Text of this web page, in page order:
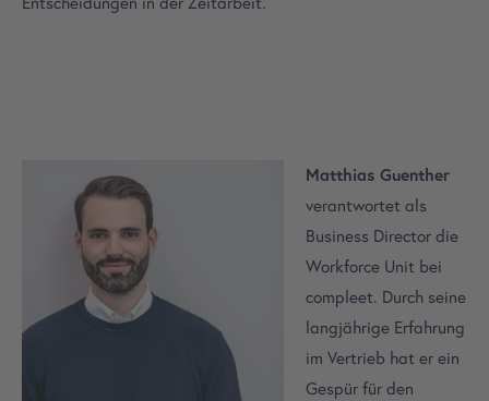
Matthias Guenther
verantwortet als
Business Director die
Workforce Unit bei
compleet. Durch seine
langjährige Erfahrung
im Vertrieb hat er ein
Gespür für den